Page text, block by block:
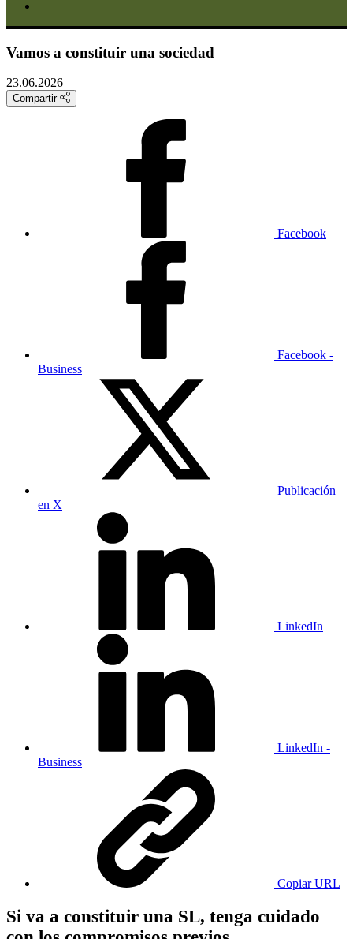
Vamos a constituir una sociedad
23.06.2026
Compartir
Facebook
Facebook -
Business
Publicación
en X
LinkedIn
LinkedIn -
Business
Copiar URL
Si va a constituir una SL, tenga cuidado